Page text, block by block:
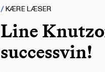
KÆRE LÆSER
Line
successvin!